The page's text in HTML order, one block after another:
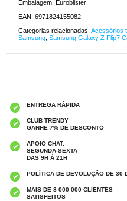
Embalagem: Euroblister
EAN: 6971824155082
Categorias relacionadas: Acessórios
Samsung Samsung Galaxy Z Flip7
ENTREGA RÁPIDA
CLUB TRENDY
GANHE 7% DE DESCONTO
APOIO CHAT:
SEGUNDA-SEXTA
DAS 9H À 21H
POLÍTICA DE DEVOLUÇÃO DE 30
MAIS DE 8 000 000 CLIENTES
SATISFEITOS